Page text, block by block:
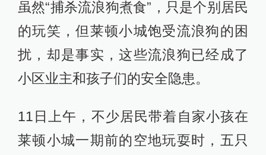
虽然“捕杀流浪狗煮食”，只是个别居民
的玩笑，但莱顿小城饱受流浪狗的困
扰，却是事实，这些流浪狗已经成了
小区业主和孩子们的安全隐患。
11日上午，不少居民带着自家小孩在
莱顿小城一期前的空地玩耍时，五只